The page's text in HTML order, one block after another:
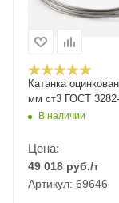
Катанка
мм ст3 ГОСТ
В наличии
Цена:
49 018 руб./т
Артикул: 69646